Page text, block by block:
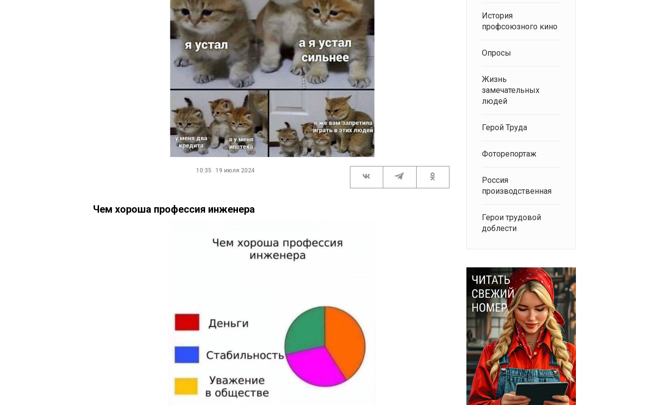
10:35 19 июля 2024
Чем хороша профессия инженера
История
профсоюзного кино
Опросы
Жизнь
замечательных
людей
Герой Труда
Фоторепортаж
Россия
производственная
Герои трудовой
доблести